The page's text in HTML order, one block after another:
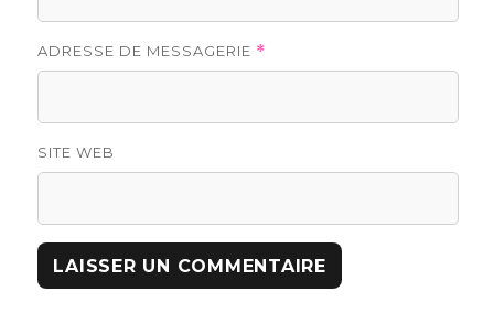
ADRESSE DE MESSAGERIE *
SITE WEB